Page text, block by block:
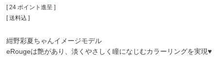
[ 24 ポイント進呈 ]
送料込
紺野彩夏ちゃんイメージモデル
eRougeは艶があり、淡くやさしく瞳になじむカラーリングを実現♥